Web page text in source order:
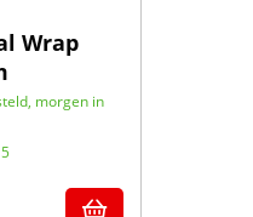
Wrap
morgen in